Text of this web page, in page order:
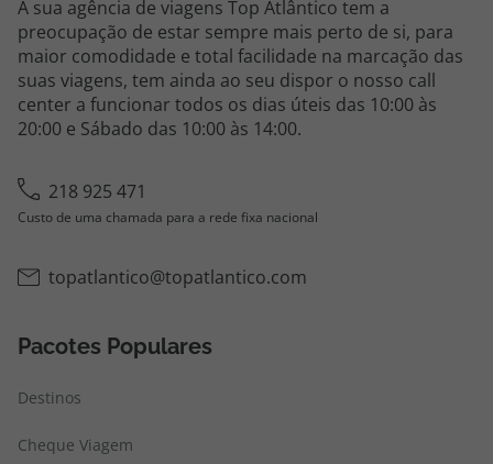
A sua agência de viagens Top Atlântico tem a
preocupação de estar sempre mais perto de si, para
maior comodidade e total facilidade na marcação das
suas viagens, tem ainda ao seu dispor o nosso call
center a funcionar todos os dias úteis das 10:00 às
20:00 e Sábado das 10:00 às 14:00.
218 925 471
Custo de uma chamada para a rede fixa nacional
topatlantico@topatlantico.com
Pacotes Populares
Destinos
Cheque Viagem